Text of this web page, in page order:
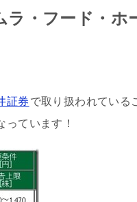
ラ・フード・
証券 で取り扱われている
っています！